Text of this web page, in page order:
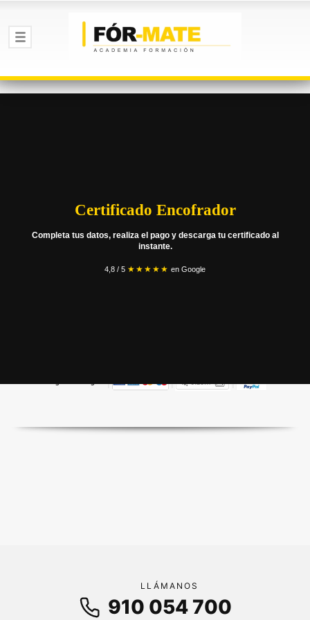
Certificado Encofrador
Completa tus datos, realiza el pago y descarga tu certificado al
instante.
4,8 / 5 ★★★★★ en Google
| | |
LLÁMANOS
910 054 700